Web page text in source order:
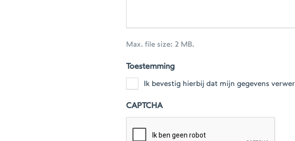
Max. file size: 2 MB.
Toestemming
Ik bevestig hierbij dat mijn gegevens
CAPTCHA